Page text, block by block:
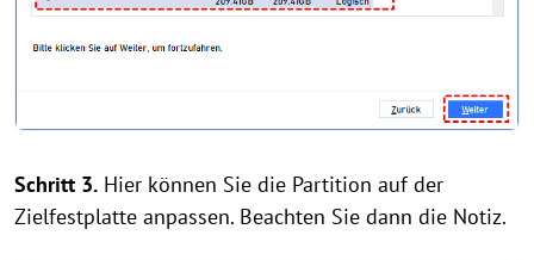
Schritt 3. Hier können Sie die Partition auf der
Zielfestplatte anpassen. Beachten Sie dann die Notiz.